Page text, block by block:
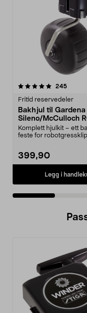
245
Fritid reservedeler
Bakhjul til Gardena
Sileno/McCulloch
Easilife
Komplett hjulkit – ett
feste for
399,90
Legg i
5.0 av 5 stjerner